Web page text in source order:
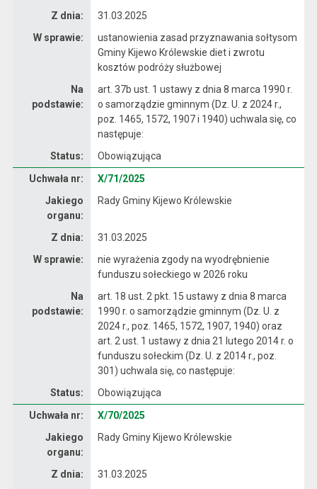
Z dnia:
31.03.2025
W sprawie:
ustanowienia zasad przyznawania sołtysom
Gminy Kijewo Królewskie diet i zwrotu
kosztów podróży służbowej
Na
podstawie:
art. 37b ust. 1 ustawy z dnia 8 marca 1990 r.
o samorządzie gminnym (Dz. U. z 2024 r.,
poz. 1465, 1572, 1907 i 1940) uchwala się, co
następuje:
Status:
Obowiązująca
Uchwała nr:
X/71/2025
Jakiego
organu:
Rady Gminy Kijewo Królewskie
Z dnia:
31.03.2025
W sprawie:
nie wyrażenia zgody na wyodrębnienie
funduszu sołeckiego w 2026 roku
Na
podstawie:
art. 18 ust. 2 pkt. 15 ustawy z dnia 8 marca
1990 r. o samorządzie gminnym (Dz. U. z
2024 r., poz. 1465, 1572, 1907, 1940) oraz
art. 2 ust. 1 ustawy z dnia 21 lutego 2014 r. o
funduszu sołeckim (Dz. U. z 2014 r., poz.
301) uchwala się, co następuje:
Status:
Obowiązująca
Uchwała nr:
X/70/2025
Jakiego
organu:
Rady Gminy Kijewo Królewskie
Z dnia:
31.03.2025